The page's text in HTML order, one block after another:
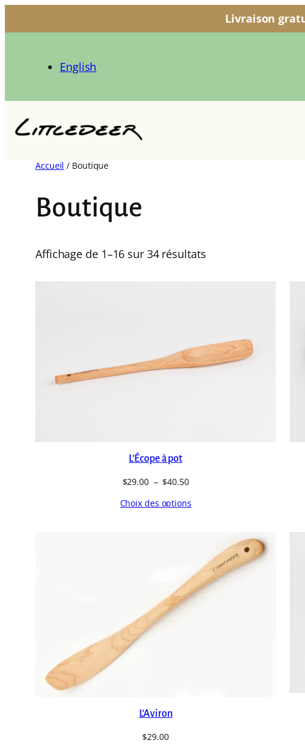
Livraison
English
Accueil / Boutique
Boutique
Affichage de 1–16 sur 34 résultats
L’Écope à pot
$29.00 – $40.50Plage
prix :
Choix des options
L’Aviron
$29.00